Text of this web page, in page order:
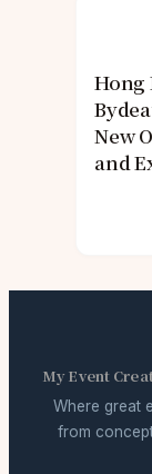
Hong
New
and
My Event
Where great
from